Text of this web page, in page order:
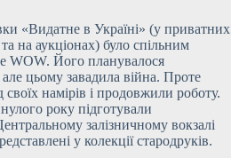
«Видатне в Україні» (у приватних
на аукціонах) було спільним
WOW. Його планувалося
цьому завадила війна. Проте
намірів і продовжили роботу.
року підготували
залізничному вокзалі
у колекції стародруків.